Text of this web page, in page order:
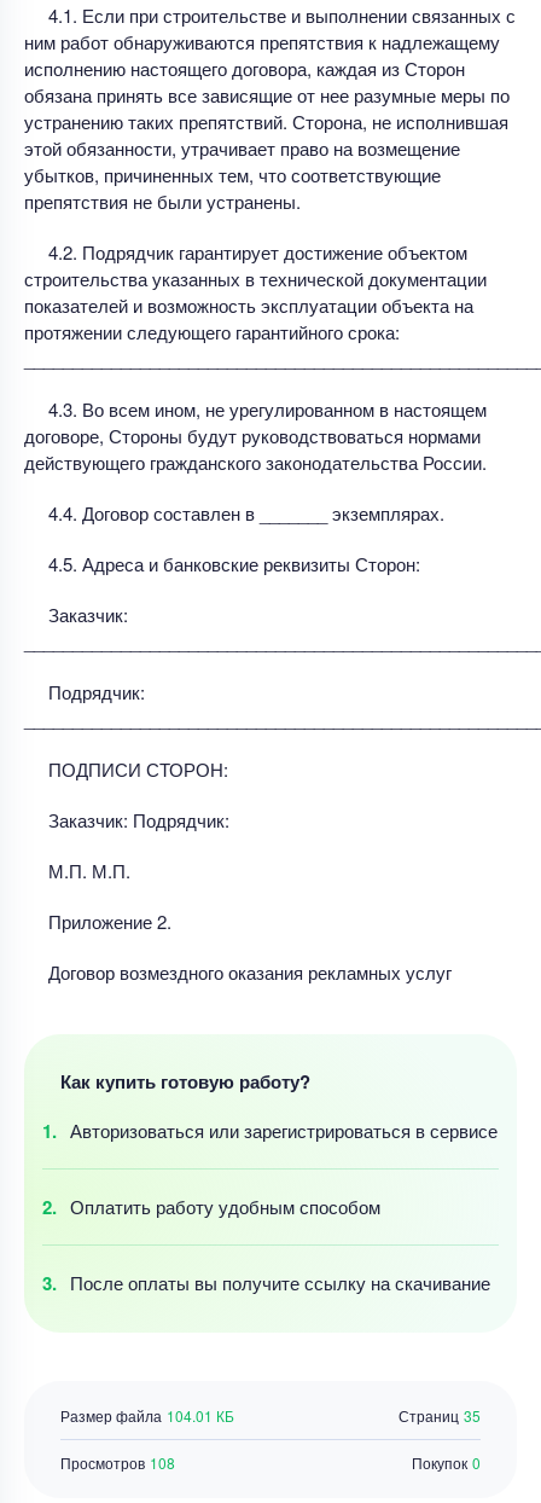
4.1. Если при строительстве и выполнении связанных с
ним работ обнаруживаются препятствия к надлежащему
исполнению настоящего договора, каждая из Сторон
обязана принять все зависящие от нее разумные меры по
устранению таких препятствий. Сторона, не исполнившая
этой обязанности, утрачивает право на возмещение
убытков, причиненных тем, что соответствующие
препятствия не были устранены.
4.2. Подрядчик гарантирует достижение объектом
строительства указанных в технической документации
показателей и возможность эксплуатации объекта на
протяжении следующего гарантийного срока:
4.3. Во всем ином, не урегулированном в настоящем
договоре, Стороны будут руководствоваться нормами
действующего гражданского законодательства России.
4.4. Договор составлен в _______ экземплярах.
4.5. Адреса и банковские реквизиты Сторон:
Заказчик:
Подрядчик:
ПОДПИСИ СТОРОН:
Заказчик: Подрядчик:
М.П. М.П.
Приложение 2.
Договор возмездного оказания рекламных услуг
Как купить готовую работу?
Авторизоваться или зарегистрироваться в сервисе
Оплатить работуудобнымспособом
После оплаты вы получите ссылку на скачивание
Страниц 35
Размер файла 104.01 КБ
Просмотров 108 Покупок 0